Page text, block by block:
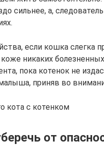
сильнее, а,
если кошка слегка
коже никаких
пока котенок не
приняв во
кота с котенком
от